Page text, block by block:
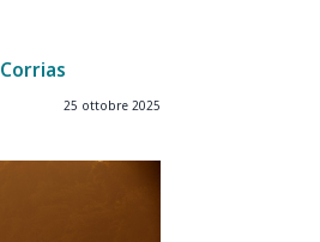
25 ottobre 2025